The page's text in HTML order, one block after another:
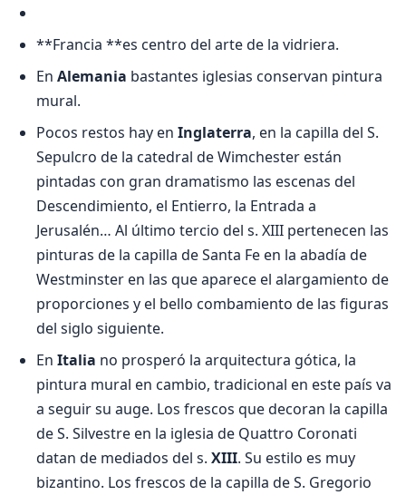
**Francia **es centro del arte de la vidriera.
En Alemania bastantes iglesias conservan pintura
mural.
Pocos restos hay en Inglaterra, en la capilla del S.
Sepulcro de la catedral de Wimchester están
pintadas con gran dramatismo las escenas del
Descendimiento, el Entierro, la Entrada a
Jerusalén… Al último tercio del s. XIII pertenecen las
pinturas de la capilla de Santa Fe en la abadía de
Westminster en las que aparece el alargamiento de
proporciones y el bello combamiento de las figuras
del siglo siguiente.
En Italia no prosperó la arquitectura gótica, la
pintura mural en cambio, tradicional en este país va
a seguir su auge. Los frescos que decoran la capilla
de S. Silvestre en la iglesia de Quattro Coronati
datan de mediados del s. XIII. Su estilo es muy
bizantino. Los frescos de la capilla de S. Gregorio